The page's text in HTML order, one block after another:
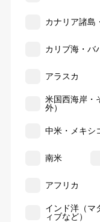
カナリア諸島
カリブ海・バ
アラスカ
米国西海岸・
外）
中米・メキシ
南米
アフリカ
インド洋（マ
ィブなど）